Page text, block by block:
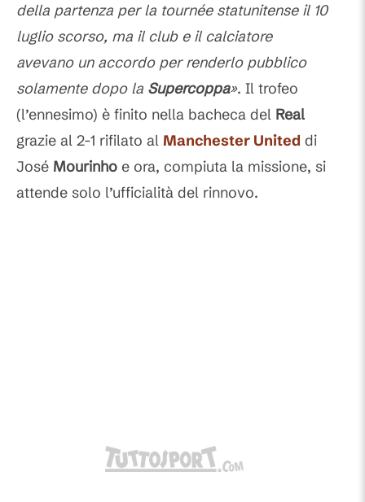
della partenza per la tournée statunitense il 10
luglio scorso, ma il club e il calciatore
avevano un accordo per renderlo pubblico
solamente dopo la Supercoppa». Il trofeo
(l’ennesimo) è finito nella bacheca del Real
grazie al 2-1 rifilato al Manchester United di
José Mourinho e ora, compiuta la missione, si
attende solo l’ufficialità del rinnovo.